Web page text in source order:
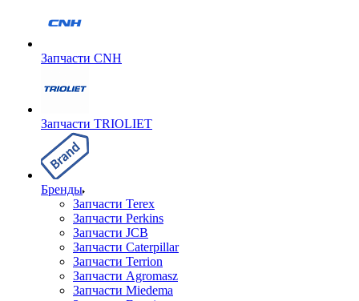
Запчасти CNH
Запчасти TRIOLIET
Бренды
Запчасти Terex
Запчасти Perkins
Запчасти JCB
Запчасти Caterpillar
Запчасти Terrion
Запчасти Agromasz
Запчасти Miedema